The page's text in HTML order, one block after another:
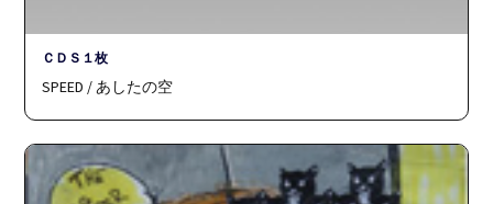
ＣＤＳ１枚
SPEED / あしたの空